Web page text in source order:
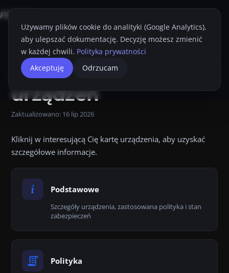
Strona główna Przewodnik Administratora
Zakładki urządzeń.
Kliknij w interesującą Cię kartę urządzenia, aby uzyskać
Linki na tej stronie:
Zakładki
urządzeń
Zaktualizowano: 16 lip 2026
Kliknij w interesującą Cię kartę urządzenia, aby uzyskać
szczegółowe informacje.
Podstawowe
Szczegóły urządzenia, zastosowana polityka i stan
zabezpieczeń
Polityka
Używamy plików cookie do analityki (Google Analytics),
aby ulepszać dokumentację. Decyzję możesz zmienić
w każdej chwili. Polityka prywatności
Akceptuję
Odrzucam